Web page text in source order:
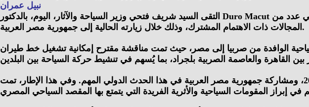
نبيل عمران
التقى السيد شريف فتحي وزير السياحة والآثار، اليوم، بالدكتور Duro Macut رئيس مجلس وزراء صربيا، والوفد المرافق له، وذلك لبحث سبل تعزيز التعاون بين البلدين في عدد من
المجالات ذات الاهتمام المشترك، وذلك خلال زيارته الحالية إلى جمهورية مصر العربية.
الوافدة من صربيا إلى مصر، حيث تمت مناقشة مقترح إمكانية تشغيل خط طيران
كما تم الإشارة إلى استضافة بلجراد لمعرض “إكسبو 2027” خلال الفترة من مايو إلى أغسطس 2027، ومشاركة جمهورية مصر العربية في هذا الحدث الدولي المهم. وفي هذا الإطار، تمت